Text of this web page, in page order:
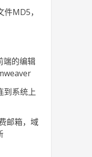
MD5，
端的编辑
到系统上
邮箱，域